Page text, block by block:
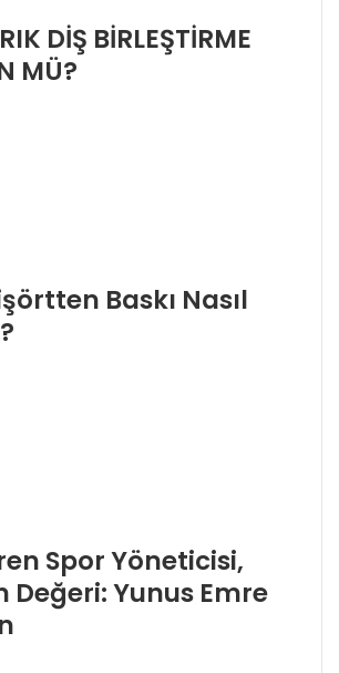
DİŞ BİRLEŞTİRME
MÜ?
Baskı Nasıl
Spor Yöneticisi,
Değeri: Yunus Emre